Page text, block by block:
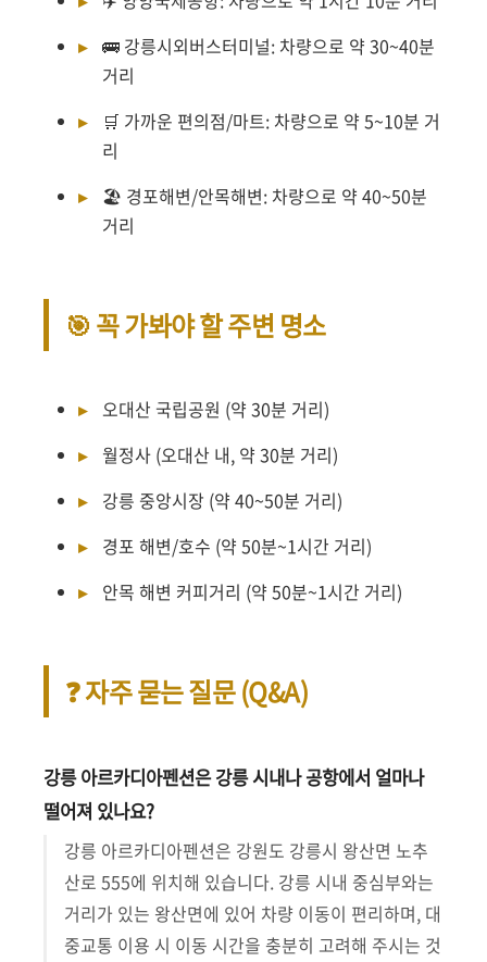
🚌 강릉시외버스터미널: 차량으로 약 30~40분
거리
🛒 가까운 편의점/마트: 차량으로 약 5~10분 거
리
🏖️ 경포해변/안목해변: 차량으로 약 40~50분
거리
🎯 꼭 가봐야 할 주변 명소
오대산 국립공원 (약 30분 거리)
월정사 (오대산 내, 약 30분 거리)
강릉 중앙시장 (약 40~50분 거리)
경포 해변/호수 (약 50분~1시간 거리)
안목 해변 커피거리 (약 50분~1시간 거리)
❓ 자주 묻는 질문 (Q&A)
강릉 아르카디아펜션은 강릉 시내나 공항에서 얼마나
떨어져 있나요?
강릉 아르카디아펜션은 강원도 강릉시 왕산면 노추
산로 555에 위치해 있습니다. 강릉 시내 중심부와는
거리가 있는 왕산면에 있어 차량 이동이 편리하며, 대
중교통 이용 시 이동 시간을 충분히 고려해 주시는 것